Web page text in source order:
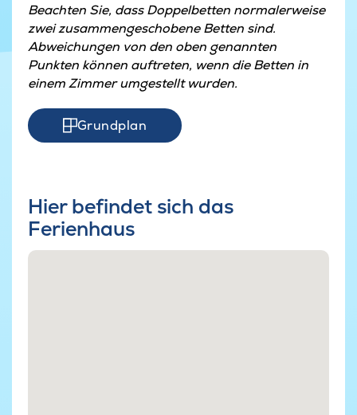
Beachten Sie, dass Doppelbetten normalerweise
zwei zusammengeschobene Betten sind.
Abweichungen von den oben genannten
Punkten können auftreten, wenn die Betten in
einem Zimmer umgestellt wurden.
Grundplan
Hier befindet sich das
Ferienhaus